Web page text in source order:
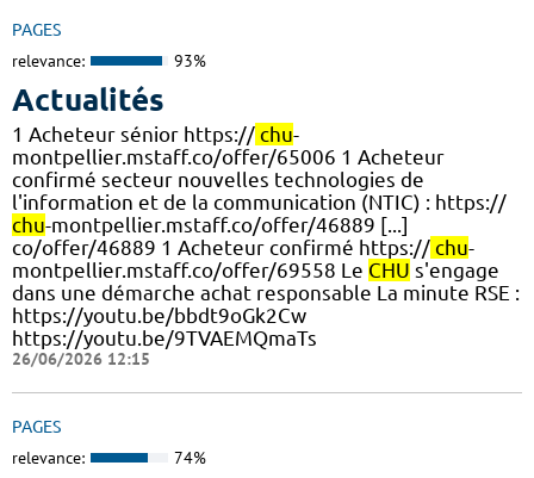
PAGES
relevance: 93%
Actualités
1 Acheteur sénior https:// chu-
montpellier.mstaff.co/offer/65006 1 Acheteur
confirmé secteur nouvelles technologies de
l'information et de la communication (NTIC) : https://
chu-montpellier.mstaff.co/offer/46889 [...]
co/offer/46889 1 Acheteur confirmé https:// chu-
montpellier.mstaff.co/offer/69558 Le CHU s'engage
dans une démarche achat responsable La minute RSE :
https://youtu.be/bbdt9oGk2Cw
https://youtu.be/9TVAEMQmaTs
26/06/2026 12:15
PAGES
relevance: 74%